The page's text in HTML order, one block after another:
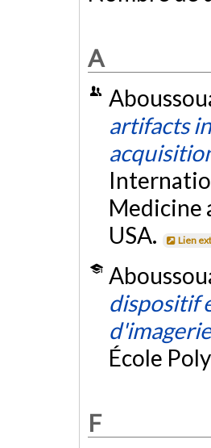
A
artifacts
Medicine
USA.
Lien
dispositif
École
F